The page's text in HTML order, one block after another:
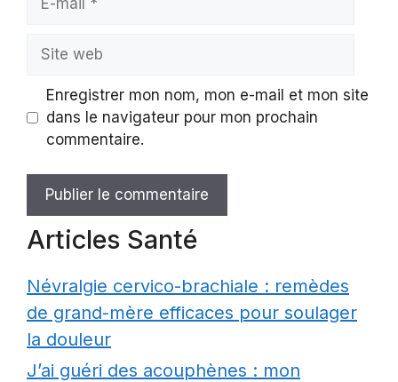
Site
Enregistrer mon nom, mon e-mail et mon site
dans le navigateur pour mon prochain
commentaire.
Articles Santé
Névralgie cervico-brachiale : remèdes
de grand-mère efficaces pour soulager
la douleur
J’ai guéri des acouphènes : mon